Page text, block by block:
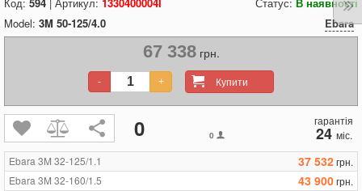
Model: 3M 50-125/4.0 Ebara
67 338грн.
Купити
- +
0 0
гарантія
24 міс.
Ebara 3M 32-125/1.1
37 532грн.
Ebara 3M 32-160/1.5
43 900грн.